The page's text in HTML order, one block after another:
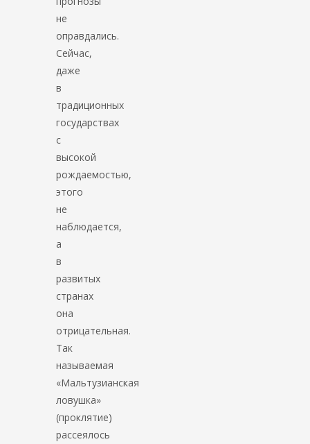
не
оправдались.
Сейчас,
даже
в
традиционных
государствах
с
высокой
рождаемостью,
этого
не
наблюдается,
а
в
развитых
странах
она
отрицательная.
Так
называемая
«Мальтузианская
ловушка»
(проклятие)
рассеялось